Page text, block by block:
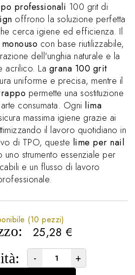
professionali 100 grit di
offrono la soluzione perfetta
cerca igiene ed efficienza. Il
con base riutilizzabile,
dell'unghia naturale e la
acrilico. La grana 100 grit
uniforme e precisa, mentre il
permette una sostituzione
consumata. Ogni lima
massima igiene grazie ai
il lavoro quotidiano in
di TPO, queste lime per nail
uno strumento essenziale per
e un flusso di lavoro
25,28 €
(10 pezzi)
- +